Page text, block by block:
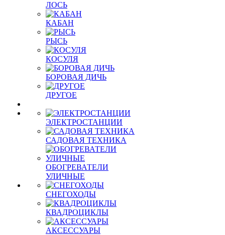
ЛОСЬ
КАБАН
РЫСЬ
КОСУЛЯ
БОРОВАЯ ДИЧЬ
ДРУГОЕ
ЭЛЕКТРОСТАНЦИИ
САДОВАЯ ТЕХНИКА
ОБОГРЕВАТЕЛИ
УЛИЧНЫЕ
СНЕГОХОДЫ
КВАДРОЦИКЛЫ
АКСЕССУАРЫ